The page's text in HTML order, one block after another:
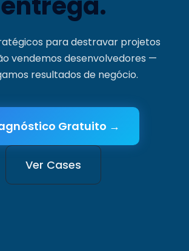
para destravar projetos
vendemos desenvolvedores —
resultados de negócio.
Gratuito →
Ver Cases